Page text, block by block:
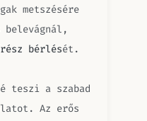
metszésére
belevágnál,
bérlését.
teszi a szabad
Az erős